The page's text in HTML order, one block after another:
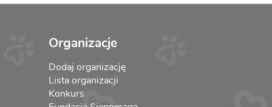
Organizacje
Dodaj organizację
Lista organizacji
Konkurs